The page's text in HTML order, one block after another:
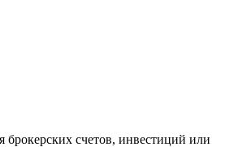
брокерских счетов, инвестиций или